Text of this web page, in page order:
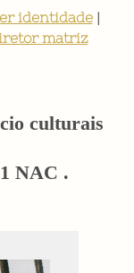
identidade|
matriz
culturais
NAC .